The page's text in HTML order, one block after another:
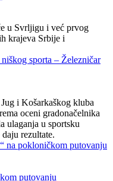
u Svrljigu i već prvog
krajeva Srbije i
i Košarkaškog kluba
oceni gradonačelnika
ulaganja u sportsku
rezultate.
putovanju